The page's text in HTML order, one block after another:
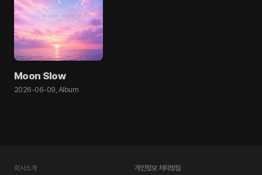
Moon Slow
2026-06-09 Album
회사소개 개인정보 처리방침